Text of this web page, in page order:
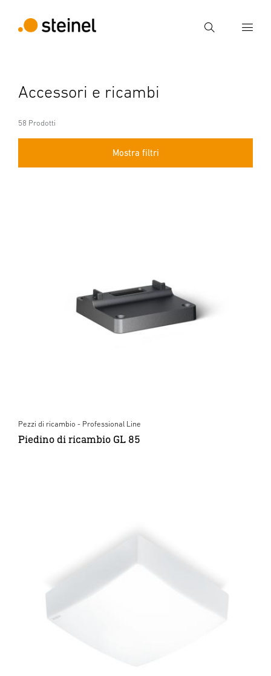
Ricerca
Ricerca
Accessori e ricambi
58 Prodotti
Mostra filtri
Pezzi di ricambio - Professional Line
Piedino di ricambio GL 85